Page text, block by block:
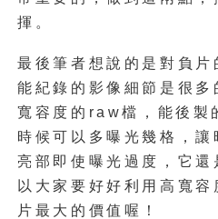
揮。
最後筆者想說的是對負片
能紀錄的影像細節是很多
寬容度的raw檔，能後製
時候可以多曝光幾格，讓
亮部即使曝光過度，它還
以大家要好好利用高寬
片最大的價值喔！